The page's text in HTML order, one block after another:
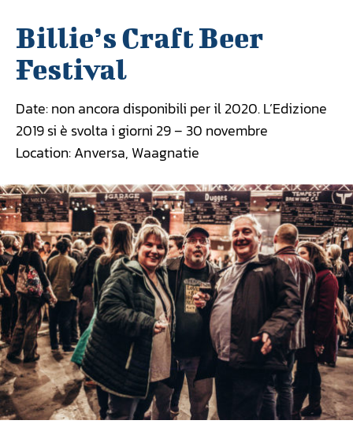
Billie’s Craft Beer
Festival
Date: non ancora disponibili per il 2020. L’Edizione
2019 si è svolta i giorni 29 – 30 novembre
Location: Anversa, Waagnatie